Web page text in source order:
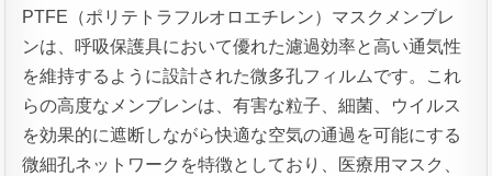
PTFE（ポリテトラフルオロエチレン）マスクメンブレ
ンは、呼吸保護具において優れた濾過効率と高い通気性
を維持するように設計された微多孔フィルムです。これ
らの高度なメンブレンは、有害な粒子、細菌、ウイルス
を効果的に遮断しながら快適な空気の通過を可能にする
微細孔ネットワークを特徴としており、医療用マスク、